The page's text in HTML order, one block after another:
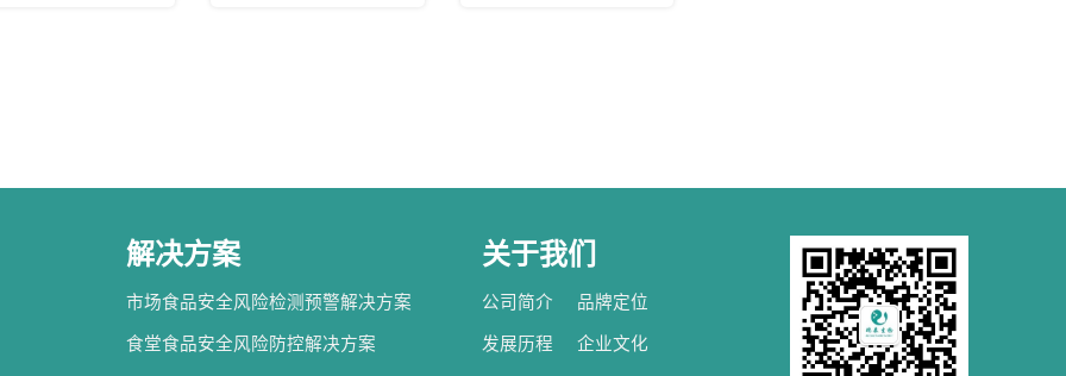
解决方案
市场食品安全风险检测预警解决方案
食堂食品安全风险防控解决方案
关于我们
公司简介
品牌定位
发展历程
企业文化